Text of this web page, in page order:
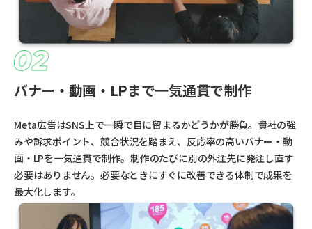
バナー・動画・LPまで一気通貫で制作
Meta広告はSNS上で一瞬で目に留まるかどうかが勝負。貴社の強
みや訴求ポイント、競合状況を踏まえ、反応率の高いバナー・動
画・LPを一気通貫で制作。制作のたびに別の外注先に発注し直す
必要はありません。必要なときにすぐに改善できる体制で成果を
最大化します。